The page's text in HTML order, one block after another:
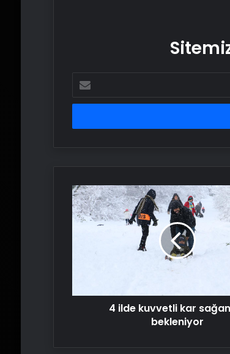
posta
adresinizi
4
ilde
kuvvetli
bekleniyor
4 ilde kuvvetli kar
bekleniyor